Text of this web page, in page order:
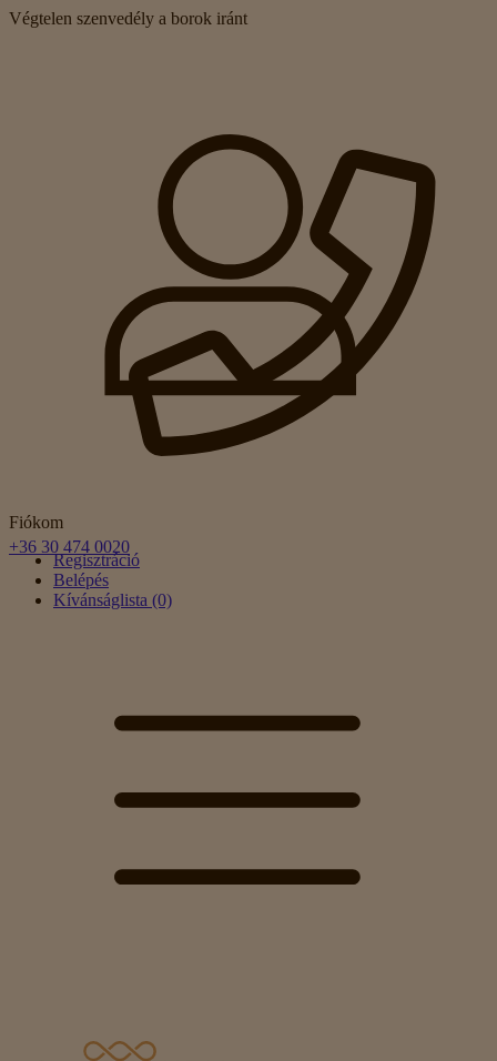
Végtelen szenvedély a borok iránt
Fiókom
Regisztráció
Belépés
Kívánságlista (0)
+36 30 474 0020